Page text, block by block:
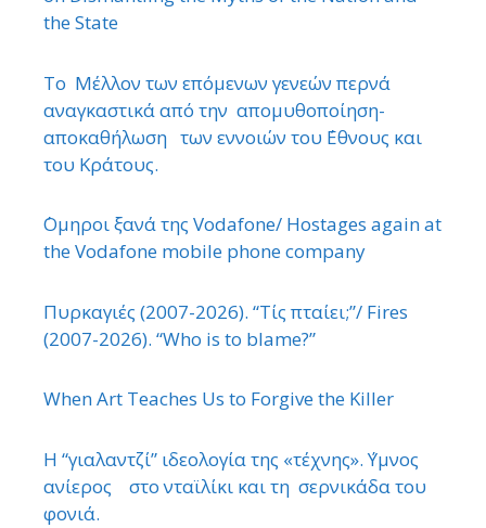
the State
Το Μέλλον των επόμενων γενεών περνά
αναγκαστικά από την απομυθοποίηση-
αποκαθήλωση των εννοιών του ΄Εθνους και
του Κράτους.
΄Ομηροι ξανά της Vodafone/ Hostages again at
the Vodafone mobile phone company
Πυρκαγιές (2007-2026). “Τίς πταίει;”/ Fires
(2007-2026). “Who is to blame?”
When Art Teaches Us to Forgive the Killer
Η “γιαλαντζί” ιδεολογία της «τέχνης». ΄Υμνος
ανίερος στο νταϊλίκι και τη σερνικάδα του
φονιά.